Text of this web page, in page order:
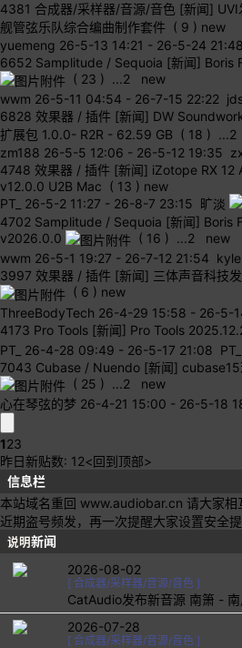
4381 合成器/采样器/音源/音色 [新闻]
舰管弦乐队综合编曲制作套件 ( 9 ) new
yuemeng 26-5-13 14:21 - 26-5-24
6652 Samplitude / Sequoia [新闻] Boris
( 23 ) ...2
new
wwm 26-5-11 04:54 - 26-7-15 22:22
6828 效果器 / 插件 [新闻] DW
扩展包 1.0.0- R2R - 62.59 GB ( 18 ) ...2
zm188 26-5-5 12:06 - 26-5-12 19:35
4748 效果器 / 插件 [新闻] iZotope RX 12
v12.0.0 U2B Mac ( 13 ) new
PT_
26-5-2 11:27 - 26-8-7 23:15 旷淡
4702 Samplitude / Sequoia [新闻] Boris
v2026.0.0
( 16 ) ...2
new
wwm 26-5-1 19:27 - 26-7-12 21:54
3997 效果器 / 插件 [新闻] 三体声音科技
( 6 ) new
ThreeBodyTech 26-4-29 15:58 - 26-5-
4173 Pro Tools [新闻] Pro Tools
PT_
26-4-28 09:49 - 26-5-17 21:08 PT_
7043 Cubase / Nuendo [新闻]
( 25 ) ...2
new
心在琴弦的梦 26-4-21 15:00 - 26-5-18
123
昨日新贴数: 12<回到顶部>
信息栏
本站域名重回 www.audiobar.cn 请大家相
近期盗号频发，再一次提醒大家设置安全
说明新闻
2026-08-02
[ 合成器/采样器/音源/音色 ]
CatAudio发布新音源 南箫 - 南
2026-07-28
[ 合成器/采样器/音源/音色 ]